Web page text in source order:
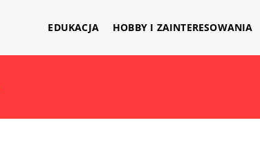
EDUKACJA HOBBY I ZAINTERESOWANIA